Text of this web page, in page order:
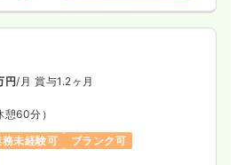
円/月 賞与1.2ヶ月
憩60分）
未経験可
ブランク可